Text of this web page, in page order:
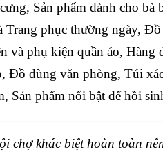
Sản phẩm dành cho bà
Trang phục thường ngày,
và phụ kiện quần áo,
Đồ dùng văn phòng, Túi
Sản phẩm nổi bật để hồi
chợ khác biệt hoàn toàn